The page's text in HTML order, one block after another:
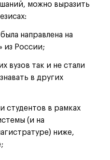
можно выразить
направлена на
из России;
вузов так и не стали
в других
студентов в рамках
(и на
ниже,